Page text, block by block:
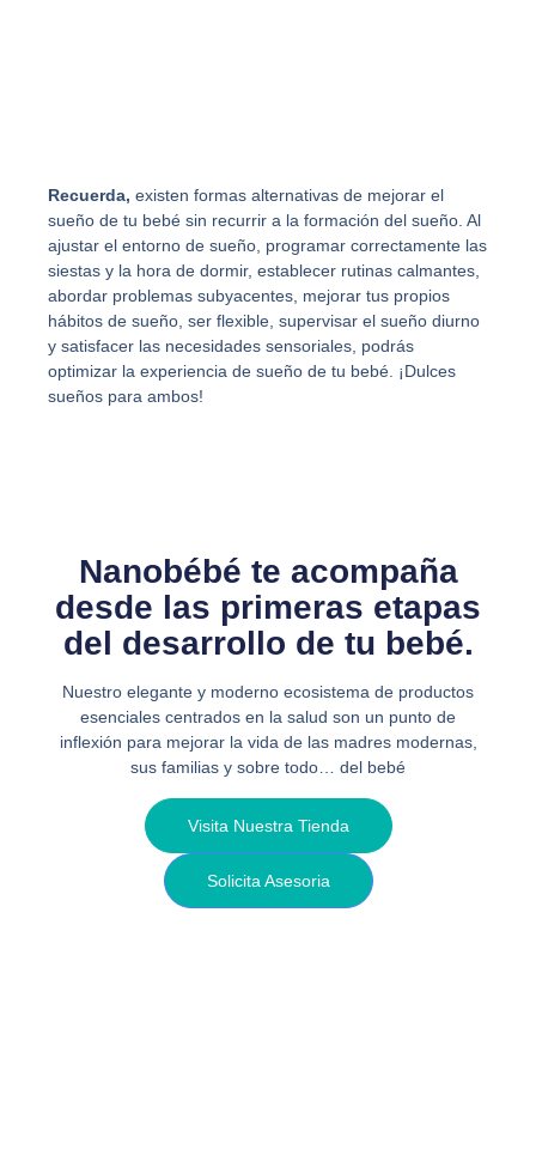
Recuerda, existen formas alternativas de mejorar el
sueño de tu bebé sin recurrir a la formación del sueño. Al
ajustar el entorno de sueño, programar correctamente las
siestas y la hora de dormir, establecer rutinas calmantes,
abordar problemas subyacentes, mejorar tus propios
hábitos de sueño, ser flexible, supervisar el sueño diurno
y satisfacer las necesidades sensoriales, podrás
optimizar la experiencia de sueño de tu bebé. ¡Dulces
sueños para ambos!
Nanobébé te acompaña
desde las primeras etapas
del desarrollo de tu bebé.
Nuestro elegante y moderno ecosistema de productos
esenciales centrados en la salud son un punto de
inflexión para mejorar la vida de las madres modernas,
sus familias y sobre todo… del bebé
Visita Nuestra Tienda
Solicita Asesoria